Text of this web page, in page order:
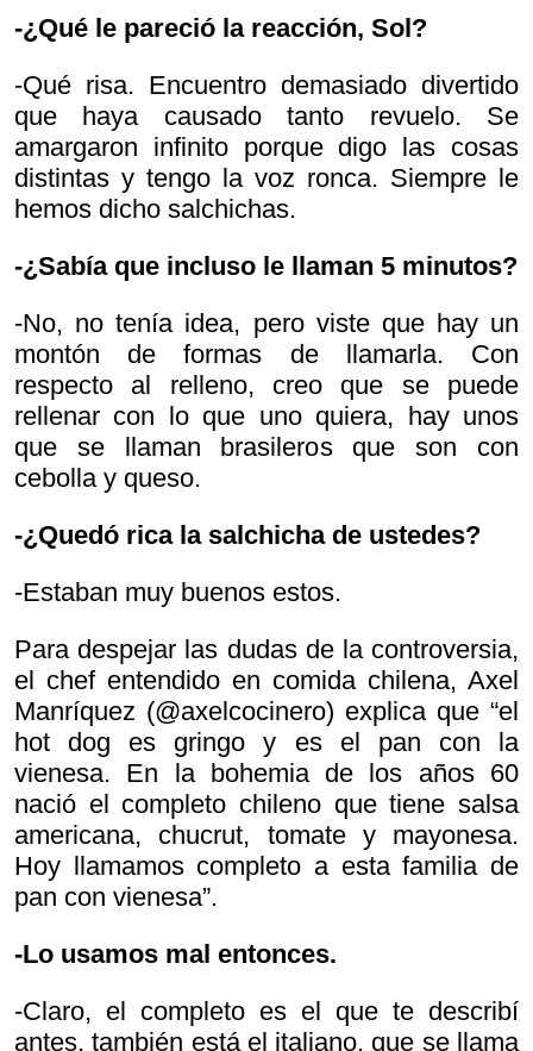
-¿Qué le pareció la reacción, Sol?
-Qué risa. Encuentro demasiado divertido
que haya causado tanto revuelo. Se
amargaron infinito porque digo las cosas
distintas y tengo la voz ronca. Siempre le
hemos dicho salchichas.
-¿Sabía que incluso le llaman 5 minutos?
-No, no tenía idea, pero viste que hay un
montón de formas de llamarla. Con
respecto al relleno, creo que se puede
rellenar con lo que uno quiera, hay unos
que se llaman brasileros que son con
cebolla y queso.
-¿Quedó rica la salchicha de ustedes?
-Estaban muy buenos estos.
Para despejar las dudas de la controversia,
el chef entendido en comida chilena, Axel
Manríquez (@axelcocinero) explica que “el
hot dog es gringo y es el pan con la
vienesa. En la bohemia de los años 60
nació el completo chileno que tiene salsa
americana, chucrut, tomate y mayonesa.
Hoy llamamos completo a esta familia de
pan con vienesa”.
-Lo usamos mal entonces.
-Claro, el completo es el que te describí
antes, también está el italiano, que se llama